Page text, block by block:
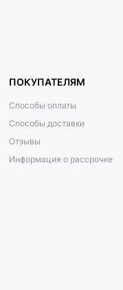
ПОКУПАТЕЛЯМ
Способы оплаты
Способы доставки
Отзывы
Информация о рассрочке